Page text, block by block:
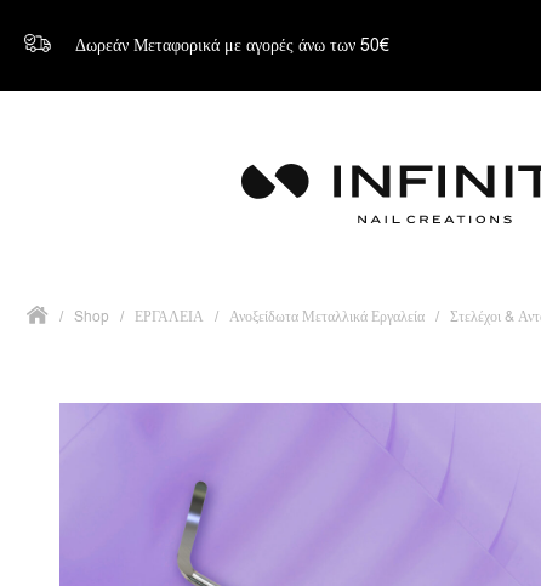
Δωρεάν Μεταφορικά με αγορές άνω των 50€
/ Shop / ΕΡΓΑΛΕΙΑ / Ανοξείδωτα Μεταλλικά Εργαλεία / Στελέχοι &